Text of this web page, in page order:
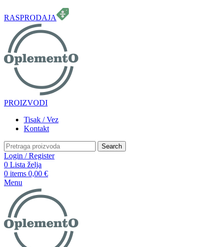
RASPRODAJA
PROIZVODI
Tisak / Vez
Kontakt
Search
Login / Register
0 Lista želja
0 items 0,00 €
Menu